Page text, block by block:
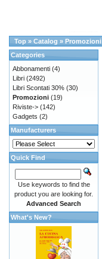
Top » Catalog » Promozioni
Categories
Abbonamenti (4)
Libri (2492)
Libri Scontati 30% (30)
Promozioni (19)
Riviste-> (142)
Gadgets (2)
Manufacturers
Quick Find
Use keywords to find the
product you are looking for.
Advanced Search
What's New?